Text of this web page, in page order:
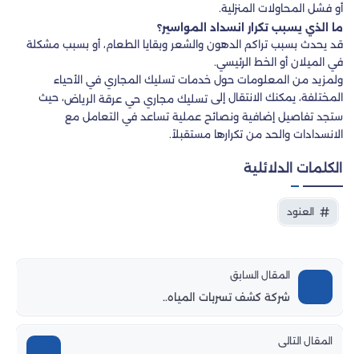
أو فشل المحاولات المنزلية.
ما الذي يسبب تكرار انسداد المواسير؟
قد يحدث بسبب تراكم الدهون والشعر وبقايا الطعام، أو بسبب مشكلة
في الميلان أو الخط الرئيسي.
ولمزيد من المعلومات حول خدمات تسليك المجاري في الأحياء
المختلفة، يمكنك الانتقال إلى تسليك مجاري حي عرقة الرياض، حيث
ستجد تفاصيل إضافية ونصائح عملية تساعد في التعامل مع
الانسدادات والحد من تكرارها مستقبلاً.
الكلمات الدلائلية
العنود
المقال السابق
شركة كشف تسربات المياه..
المقال التالى